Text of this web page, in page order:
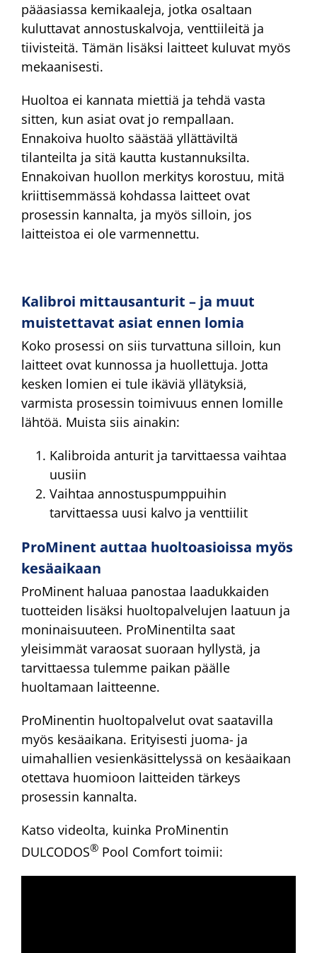
pääasiassa kemikaaleja, jotka osaltaan
kuluttavat annostuskalvoja, venttiileitä ja
tiivisteitä. Tämän lisäksi laitteet kuluvat myös
mekaanisesti.
Huoltoa ei kannata miettiä ja tehdä vasta
sitten, kun asiat ovat jo rempallaan.
Ennakoiva huolto säästää yllättäviltä
tilanteilta ja sitä kautta kustannuksilta.
Ennakoivan huollon merkitys korostuu, mitä
kriittisemmässä kohdassa laitteet ovat
prosessin kannalta, ja myös silloin, jos
laitteistoa ei ole varmennettu.
Kalibroi mittausanturit – ja muut
muistettavat asiat ennen lomia
Koko prosessi on siis turvattuna silloin, kun
laitteet ovat kunnossa ja huollettuja. Jotta
kesken lomien ei tule ikäviä yllätyksiä,
varmista prosessin toimivuus ennen lomille
lähtöä. Muista siis ainakin:
Kalibroida anturit ja tarvittaessa vaihtaa
uusiin
Vaihtaa annostuspumppuihin
tarvittaessa uusi kalvo ja venttiilit
ProMinent auttaa huoltoasioissa myös
kesäaikaan
ProMinent haluaa panostaa laadukkaiden
tuotteiden lisäksi huoltopalvelujen laatuun ja
moninaisuuteen. ProMinentilta saat
yleisimmät varaosat suoraan hyllystä, ja
tarvittaessa tulemme paikan päälle
huoltamaan laitteenne.
ProMinentin huoltopalvelut ovat saatavilla
myös kesäaikana. Erityisesti juoma- ja
uimahallien vesienkäsittelyssä on kesäaikaan
otettava huomioon laitteiden tärkeys
prosessin kannalta.
Katso videolta, kuinka ProMinentin
DULCODOS®Pool Comfort toimii: